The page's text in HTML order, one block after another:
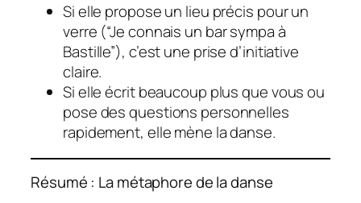
Si elle propose un lieu précis pour un
verre (“Je connais un bar sympa à
Bastille”), c’est une prise d’initiative
claire.
Si elle écrit beaucoup plus que vous ou
pose des questions personnelles
rapidement, elle mène la danse.
Résumé : La métaphore de la danse